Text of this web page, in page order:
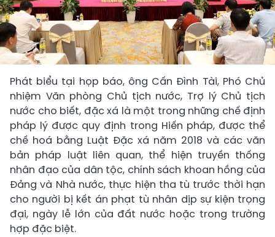
Phát biểu tại họp báo, ông Cấn Đình Tài, Phó Chủ
nhiệm Văn phòng Chủ tịch nước, Trợ lý Chủ tịch
nước cho biết, đặc xá là một trong những chế định
pháp lý được quy định trong Hiến pháp, được thể
chế hoá bằng Luật Đặc xá năm 2018 và các văn
bản pháp luật liên quan, thể hiện truyền thống
nhân đạo của dân tộc, chính sách khoan hồng của
Đảng và Nhà nước, thực hiện tha tù trước thời hạn
cho người bị kết án phạt tù nhân dịp sự kiện trọng
đại, ngày lễ lớn của đất nước hoặc trong trường
hợp đặc biệt.